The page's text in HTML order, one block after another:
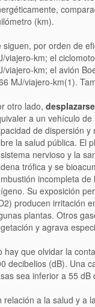
(km).
siguen, por orden de
viajero-km; el
viajero-km; el avión
MJ/viajero-km(1).
otro lado,
a un vehículo
de dispersión
la salud pública. El
nervioso y la
trófica y se
incompleta
Su exposición
producen irritación
plantas. Otros
y agrava
hay que olvidar la
decibelios (dB). Una
sea inferior a 55
relación a la salud y a